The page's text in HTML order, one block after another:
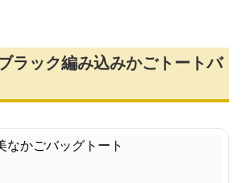
ラック編み込みかごトートバ